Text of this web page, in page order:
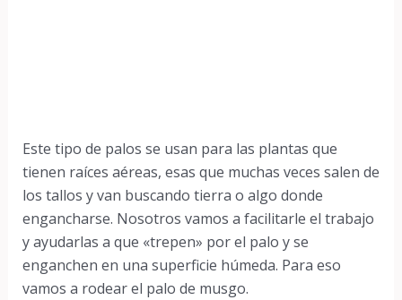
Este tipo de palos se usan para las plantas que
tienen raíces aéreas, esas que muchas veces salen de
los tallos y van buscando tierra o algo donde
engancharse. Nosotros vamos a facilitarle el trabajo
y ayudarlas a que «trepen» por el palo y se
enganchen en una superficie húmeda. Para eso
vamos a rodear el palo de musgo.